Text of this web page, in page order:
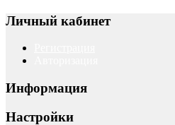
Личный кабинет
Информация
Настройки